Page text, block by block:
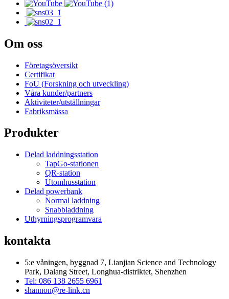
Om oss
Företagsöversikt
Certifikat
FoU (Forskning och utveckling)
Våra kunder/partners
Aktiviteter/utställningar
Fabriksmässa
Produkter
Delad laddningsstation
TapGo-stationen
QR-station
Utomhusstation
Delad powerbank
Normal laddning
Snabbladdning
Uthyrningsprogramvara
kontakta
5:e våningen, byggnad 7, Lianjian Science and Technology
Park, Dalang Street, Longhua-distriktet, Shenzhen
Tel: 086 138 2655 6961
shannon@re-link.cn